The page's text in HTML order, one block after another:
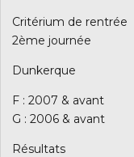
Critérium de rentrée
2ème journée
Dunkerque
F : 2007 & avant
G : 2006 & avant
Résultats